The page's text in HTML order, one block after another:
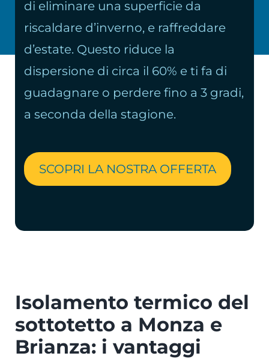
di eliminare una superficie da
riscaldare d’inverno, e raffreddare
d’estate. Questo riduce la
dispersione di circa il 60% e ti fa di
guadagnare o perdere fino a 3 gradi,
a seconda della stagione.
SCOPRI LA NOSTRA OFFERTA
Isolamento termico del
sottotetto a Monza e
Brianza: i vantaggi